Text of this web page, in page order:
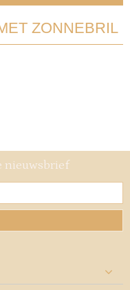
ZONNEBRIL
nieuwsbrief